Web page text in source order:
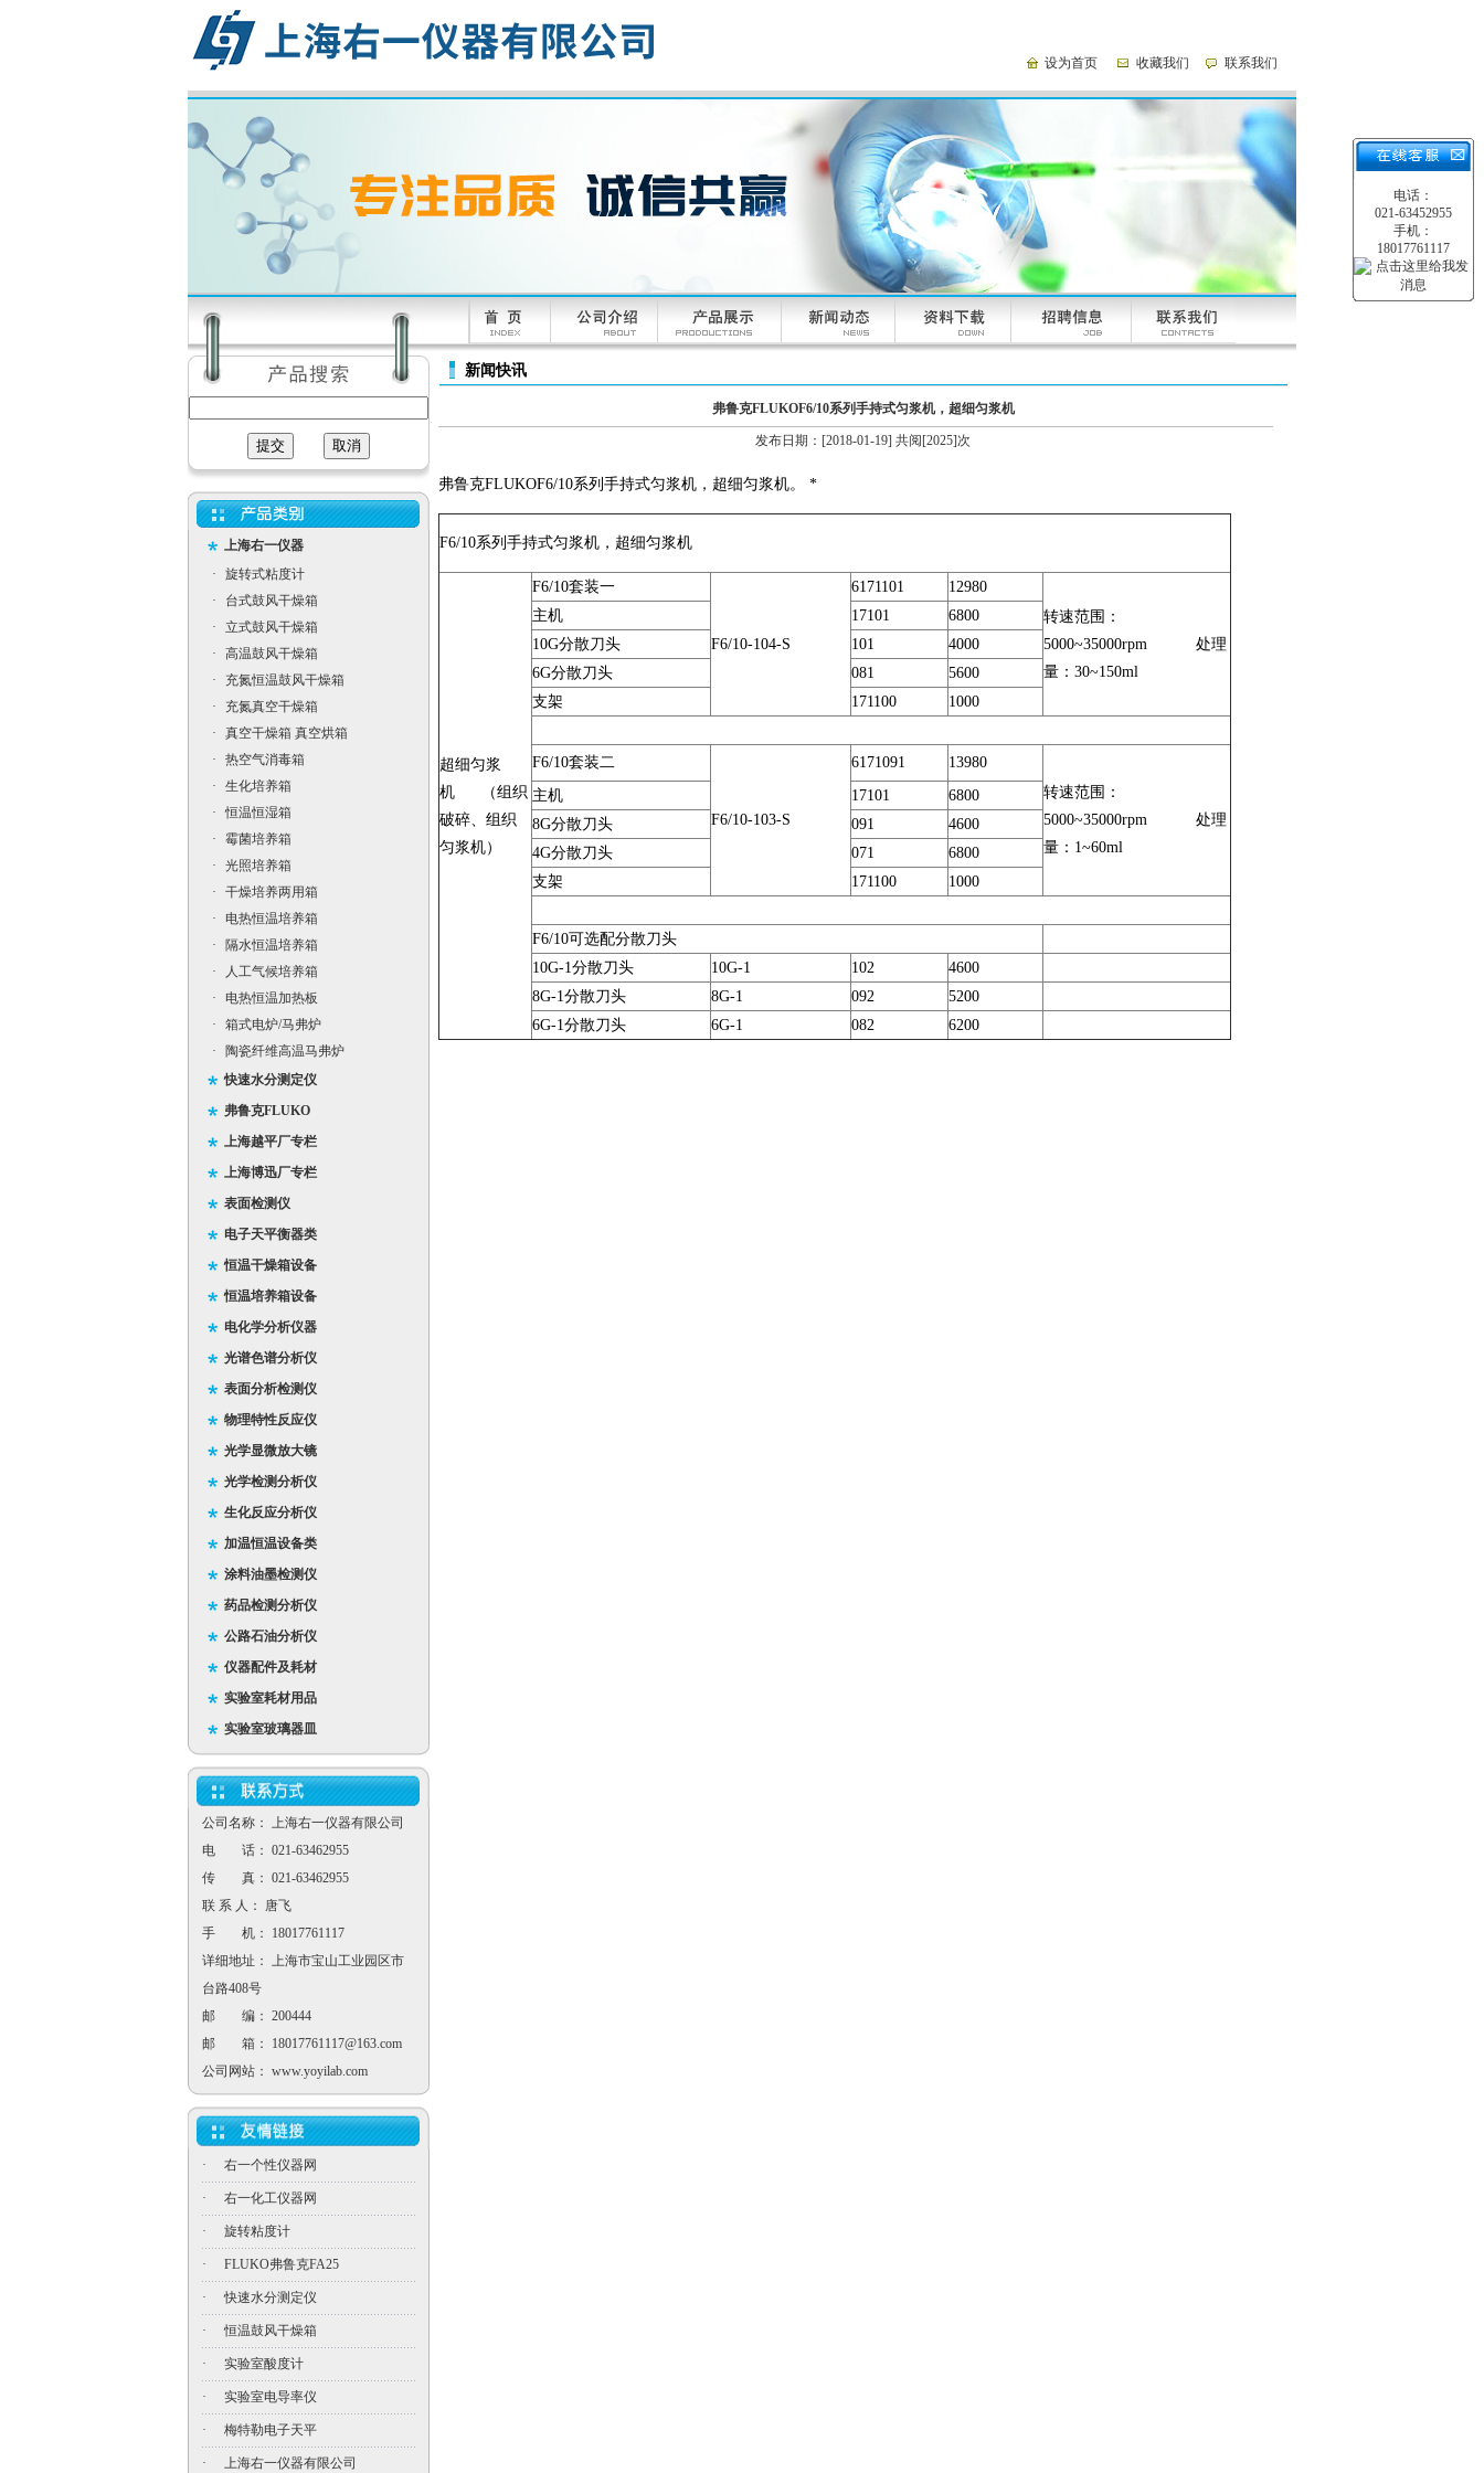
设为首页 收藏我们 联系我们
电话：
021-63452955
手机：
18017761117
上海右一仪器
·
旋转式粘度计
·
台式鼓风干燥箱
·
立式鼓风干燥箱
·
高温鼓风干燥箱
·
充氮恒温鼓风干燥箱
·
充氮真空干燥箱
·
真空干燥箱 真空烘箱
·
热空气消毒箱
·
生化培养箱
·
恒温恒湿箱
·
霉菌培养箱
·
光照培养箱
·
干燥培养两用箱
·
电热恒温培养箱
·
隔水恒温培养箱
·
人工气候培养箱
·
电热恒温加热板
·
箱式电炉/马弗炉
·
陶瓷纤维高温马弗炉
快速水分测定仪
弗鲁克FLUKO
上海越平厂专栏
上海博迅厂专栏
表面检测仪
电子天平衡器类
恒温干燥箱设备
恒温培养箱设备
电化学分析仪器
光谱色谱分析仪
表面分析检测仪
物理特性反应仪
光学显微放大镜
光学检测分析仪
生化反应分析仪
加温恒温设备类
涂料油墨检测仪
药品检测分析仪
公路石油分析仪
仪器配件及耗材
实验室耗材用品
实验室玻璃器皿
公司名称： 上海右一仪器有限公司
电 话： 021-63462955
传 真： 021-63462955
联 系 人： 唐飞
手 机： 18017761117
详细地址： 上海市宝山工业园区市
台路408号
邮 编： 200444
邮 箱：
18017761117@163.com
公司网站： www.yoyilab.com
· 右一个性仪器网
· 右一化工仪器网
· 旋转粘度计
· FLUKO弗鲁克FA25
· 快速水分测定仪
· 恒温鼓风干燥箱
· 实验室酸度计
· 实验室电导率仪
· 梅特勒电子天平
· 上海右一仪器有限公司
新闻快讯
弗鲁克FLUKOF6/10系列手持式匀浆机，超细匀浆机
发布日期：[2018-01-19] 共阅[2025]次
弗鲁克FLUKOF6/10系列手持式匀浆机，超细匀浆机。 *
F6/10系列手持式匀浆机，超细匀浆机
超细匀浆
机 （组织
破碎、组织
匀浆机）
F6/10套装一
F6/10-104-S
6171101
12980
转速范围：
5000~35000rpm 处理
量：30~150ml
主机 17101
6800
10G分散刀头
101
4000
6G分散刀头
081
5600
支架
171100 1000
F6/10套装二
F6/10-103-S
6171091
13980
转速范围：
5000~35000rpm 处理
量：1~60ml
主机 17101
6800
8G分散刀头
091
4600
4G分散刀头
071
6800
支架
171100 1000
F6/10可选配分散刀头
10G-1分散刀头
10G-1 102
4600
8G-1分散刀头
8G-1 092
5200
6G-1分散刀头
6G-1 082 6200